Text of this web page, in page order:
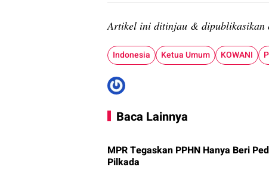
Artikel ini ditinjau & dipublikasikan
Indonesia Ketua Umum KOWANI
Baca Lainnya
MPR Tegaskan PPHN Hanya Beri
Pilkada